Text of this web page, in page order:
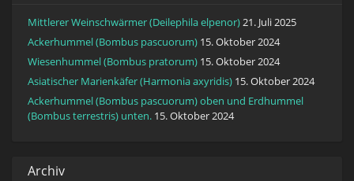
Mittlerer Weinschwärmer (Deilephila elpenor)21. Juli 2025
Ackerhummel (Bombus pascuorum) 15. Oktober 2024
Wiesenhummel (Bombus pratorum) 15. Oktober 2024
Asiatischer Marienkäfer (Harmonia axyridis) 15. Oktober 2024
Ackerhummel (Bombus pascuorum) oben und Erdhummel
(Bombus terrestris) unten. 15. Oktober 2024
Archiv